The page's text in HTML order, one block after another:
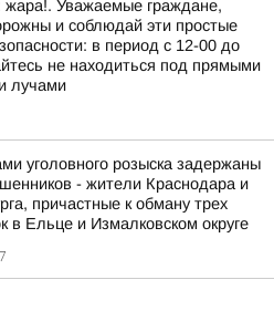
жара!. Уважаемые граждане,
и соблюдай эти простые
в период с 12-00 до
не находиться под прямыми
лучами
уголовного розыска задержаны
- жители Краснодара и
причастные к обману трех
в Ельце и Измалковском округе